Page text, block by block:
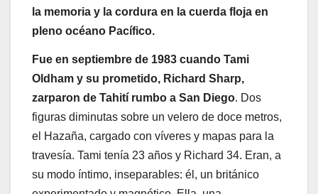
la memoria y la cordura en la cuerda floja en
pleno océano Pacífico.
Fue en septiembre de 1983 cuando Tami
Oldham y su prometido, Richard Sharp,
zarparon de Tahití rumbo a San Diego. Dos
figuras diminutas sobre un velero de doce metros,
el Hazaña, cargado con víveres y mapas para la
travesía. Tami tenía 23 años y Richard 34. Eran, a
su modo íntimo, inseparables: él, un británico